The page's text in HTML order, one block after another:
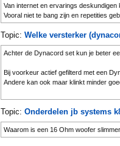
Van internet en ervarings deskundigen
Vooral niet te bang zijn en repetities
Iedere locatie kan en zal anders zijn.
Bijvoorbeeld neem een kerkzaal met
Deze zijn akoestisch compleet anders
Heb je al andere mics, instellingen en
Topic: Welke versterker
Achter de Dynacord set kun je beter
Bij voorkeur actief gefilterd met een
Andere kan ook maar klinkt minder
De Dynacord en EV
links laten liggen, al zijn die wel voor
Er gaat dan een wereld voor je open is
Topic: Onderdelen jb systems
Waarom is een 16 Ohm woofer